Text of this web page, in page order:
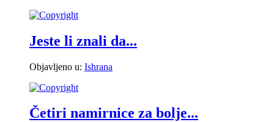
Jeste li znali da...
Objavljeno u: Ishrana
Četiri namirnice za bolje...